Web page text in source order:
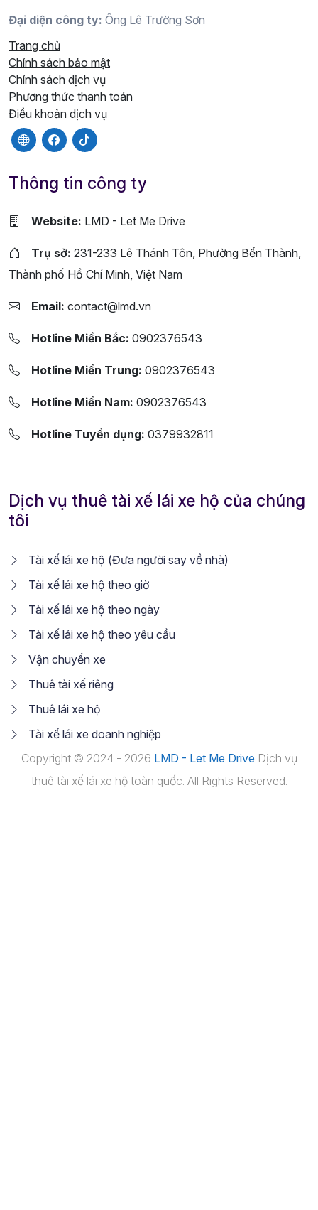
Đại diện công ty: Ông Lê Trường Sơn
Trang chủ
Chính sách bảo mật
Chính sách dịch vụ
Phương thức thanh toán
Điều khoản dịch vụ
Thông tin công ty
Website: LMD - Let Me Drive
Trụ sở: 231-233 Lê Thánh Tôn, Phường Bến Thành,
Thành phố Hồ Chí Minh, Việt Nam
Email: contact@lmd.vn
Hotline Miền Bắc: 0902376543
Hotline Miền Trung: 0902376543
Hotline Miền Nam: 0902376543
Hotline Tuyển dụng: 0379932811
Dịch vụ thuê tài xế lái xe hộ của chúng
tôi
Tài xế lái xe hộ (Đưa người say về nhà)
Tài xế lái xe hộ theo giờ
Tài xế lái xe hộ theo ngày
Tài xế lái xe hộ theo yêu cầu
Vận chuyển xe
Thuê tài xế riêng
Thuê lái xe hộ
Tài xế lái xe doanh nghiệp
Copyright © 2024 - 2026 LMD - Let Me Drive Dịch vụ
thuê tài xế lái xe hộ toàn quốc. All Rights Reserved.